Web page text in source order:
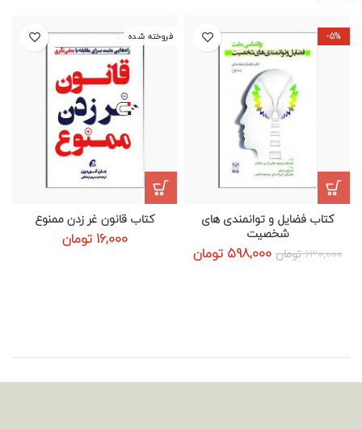
-5%
کتاب فضایل و توانمندی های
شخصیت
630,000تومانقیمت
598,000 تومانقیمت
فروخته شده
کتاب قانون غر زدن ممنوع
16,000 تومان